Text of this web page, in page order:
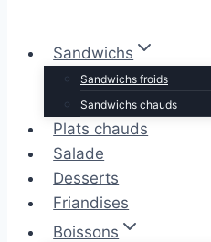
Sandwichs
Sandwichs froids
Sandwichs chauds
Plats chauds
Salade
Desserts
Friandises
Boissons